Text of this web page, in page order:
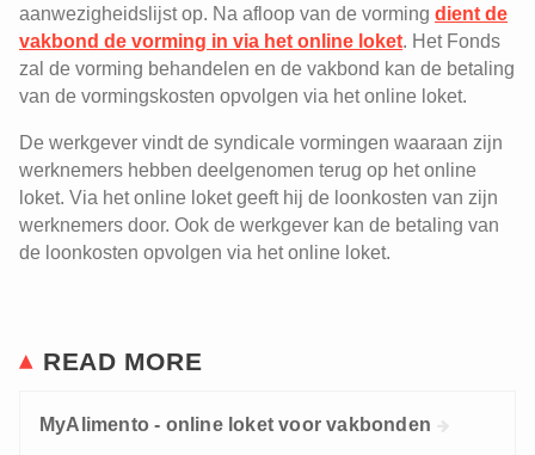
aanwezigheidslijst op. Na afloop van de vorming dient de
vakbond de vorming in via het online loket. Het Fonds
zal de vorming behandelen en de vakbond kan de betaling
van de vormingskosten opvolgen via het online loket.
De werkgever vindt de syndicale vormingen waaraan zijn
werknemers hebben deelgenomen terug op het online
loket. Via het online loket geeft hij de loonkosten van zijn
werknemers door. Ook de werkgever kan de betaling van
de loonkosten opvolgen via het online loket.
READ MORE
MyAlimento - online loket voor vakbonden